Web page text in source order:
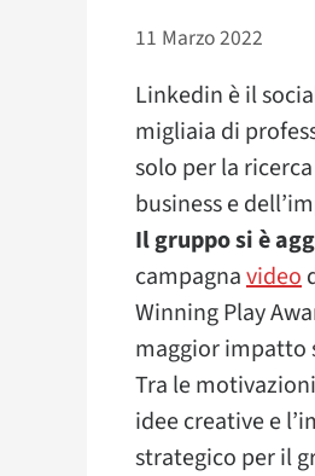
11 Marzo 2022
Linkedin è il
migliaia di
solo per la
business e
Il gruppo si è
campagnavideo
Winning Play
maggior impatto
Tra le
idee creative e
strategico per il